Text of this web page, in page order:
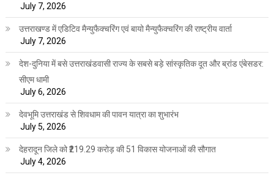
July 7, 2026
उत्तराखण्ड में एडिटिव मैन्युफैक्चरिंग एवं बायो मैन्युफैक्चरिंग की राष्ट्रीय वार्ता
July 7, 2026
देश-दुनिया में बसे उत्तराखंडवासी राज्य के सबसे बड़े सांस्कृतिक दूत और ब्रांड एंबेसडर:
सीएम धामी
July 6, 2026
देवभूमि उत्तराखंड से शिवधाम की पावन यात्रा का शुभारंभ
July 5, 2026
देहरादून जिले को ₹219.29 करोड़ की 51 विकास योजनाओं की सौगात
July 4, 2026